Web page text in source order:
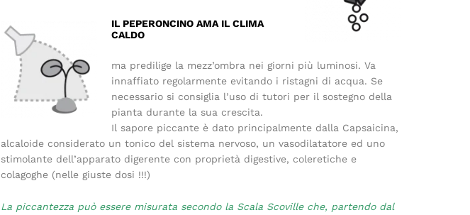
IL PEPERONCINO AMA IL CLIMA
CALDO
ma predilige la mezz’ombra nei giorni più luminosi. Va
innaffiato regolarmente evitando i ristagni di acqua. Se
necessario si consiglia l’uso di tutori per il sostegno della
pianta durante la sua crescita.
Il sapore piccante è dato principalmente dalla Capsaicina,
alcaloide considerato un tonico del sistema nervoso, un vasodilatatore ed uno
stimolante dell’apparato digerente con proprietà digestive, coleretiche e
colagoghe (nelle giuste dosi !!!)
La piccantezza può essere misurata secondo la Scala Scoville che, partendo dal